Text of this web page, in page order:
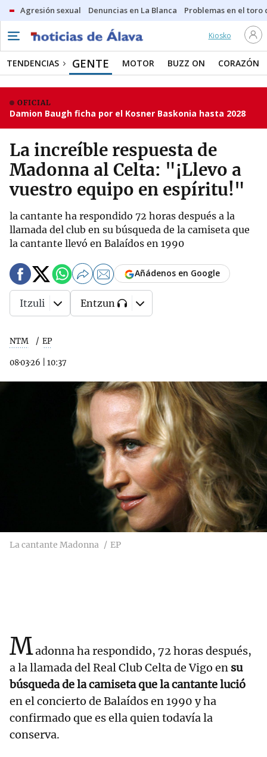
Agresión sexual Denuncias en La Blanca Problemas en el toro
Kiosko
TENDENCIAS GENTE MOTOR BUZZ ON CORAZÓN
OFICIAL
Damion Baugh ficha por el Kosner Baskonia hasta 2028
La increíble respuesta de
Madonna al Celta: "¡Llevo a
vuestro equipo en espíritu!"
la cantante ha respondido 72 horas después a la
llamada del club en su búsqueda de la camiseta que
la cantante llevó en Balaídos en 1990
NTM EP
08·03·26 10:37
Añádenos en Google
Itzuli Entzun
La cantante Madonna EP
Madonna ha respondido, 72 horas después,
a la llamada del Real Club Celta de Vigo en su
búsqueda de la camiseta que la cantante lució
en el concierto de Balaídos en 1990 y ha
confirmado que es ella quien todavía la
conserva.